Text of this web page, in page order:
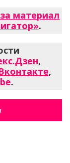
материал
.
,
,
.